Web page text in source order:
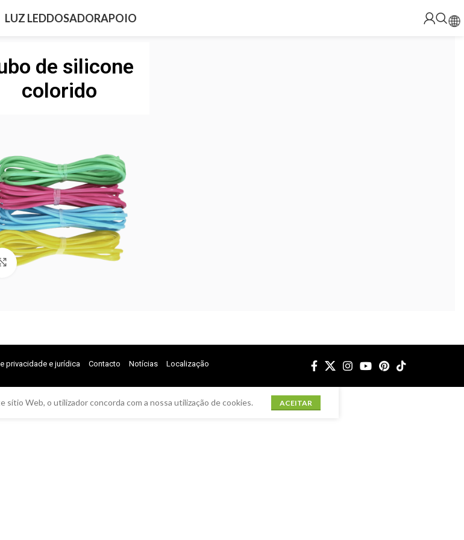
LUZ LEDDOSADORAPOIO
de silicone
colorido
Clique para aumentar
privacidade e jurídica Contacto Notícias Localização
Web, o utilizador concorda com a nossa utilização de cookies. ACEITAR